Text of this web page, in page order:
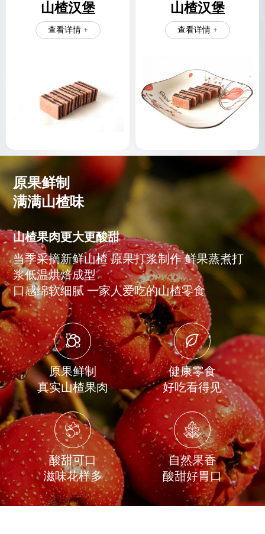
山楂汉堡
查看详情 +
山楂汉堡
查看详情 +
原果鲜制
满满山楂味
山楂果肉更大更酸甜
当季采摘新鲜山楂 原果打浆制作 鲜果蒸煮打
浆低温烘焙成型
口感绵软细腻 一家人爱吃的山楂零食
原果鲜制
真实山楂果肉
健康零食
好吃看得见
酸甜可口
滋味花样多
自然果香
酸甜好胃口